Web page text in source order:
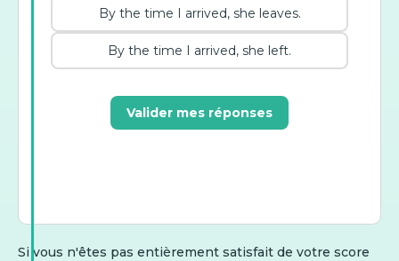
By the time I arrived, she leaves.
By the time I arrived, she left.
Valider mes réponses
Si vous n'êtes pas entièrement satisfait de votre score